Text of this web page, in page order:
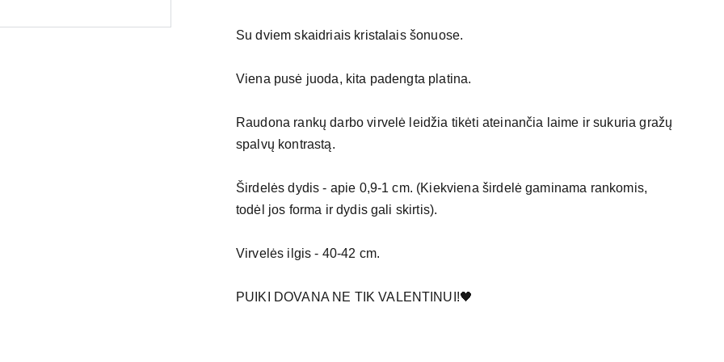
Su dviem skaidriais kristalais šonuose.
Viena pusė juoda, kita padengta platina.
Raudona rankų darbo virvelė leidžia tikėti ateinančia laime ir sukuria gražų
spalvų kontrastą.
Širdelės dydis - apie 0,9-1 cm. (Kiekviena širdelė gaminama rankomis,
todėl jos forma ir dydis gali skirtis).
Virvelės ilgis - 40-42 cm.
PUIKI DOVANA NE TIK VALENTINUI!🖤